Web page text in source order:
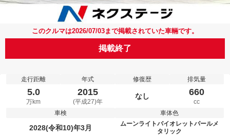
このクルマは2026/07/03まで掲載されていた車輛です。
掲載終了
走行距離
5.0
万km
年式
2015
(平成27)年
修復歴
なし
排気量
660
cc
車検
2028(令和10)年3月
車体色
ムーンライトバイオレットパールメ
タリック